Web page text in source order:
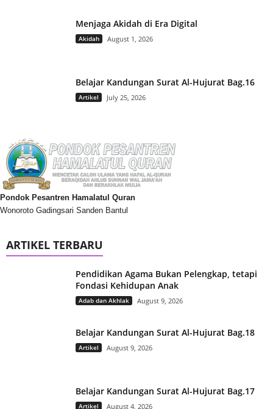
Menjaga Akidah di Era Digital
Akidah August 1, 2026
Belajar Kandungan Surat Al-Hujurat Bag.16
Artikel July 25, 2026
Pondok Pesantren Hamalatul Quran
Wonoroto Gadingsari Sanden Bantul
ARTIKEL TERBARU
Pendidikan Agama Bukan Pelengkap, tetapi
Fondasi Kehidupan Anak
Adab dan Akhlak August 9, 2026
Belajar Kandungan Surat Al-Hujurat Bag.18
Artikel August 9, 2026
Belajar Kandungan Surat Al-Hujurat Bag.17
Artikel August 4, 2026